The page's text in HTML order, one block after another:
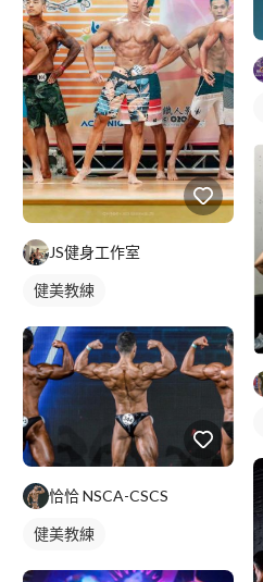
JS健身工作室
健美教練
恰恰 NSCA-CSCS
健美教練